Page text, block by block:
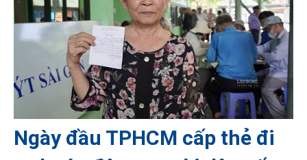
Ngày đầu TPHCM cấp thẻ đi